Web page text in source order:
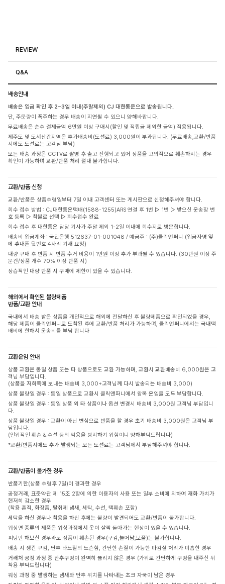
REVIEW
Q&A
배송안내
배송은 입금 확인 후 2~3일 이내(주말제외) CJ 대한통운으로 발송됩니다.
단, 주문량이 폭주하는 경우 배송이 지연될 수 있으니 양해바랍니다.
무료배송은 순수 결제금액 6만원 이상 구매시(할인 및 적립금 제외한 금액) 적용됩니다.
제주도 및 도서산간지역은 추가배송비(도선료) 3,000원이 부과됩니다. (무료배송,교환/반품
시에도 도선료는 고객님 부담)
모든 배송 과정은 CCTV로 촬영 후 출고 진행되고 있어 상품을 고의적으로 훼손하시는 경우
확인이 가능하며 교환/반품 처리 절대 불가합니다.
교환/반품 신청
교환/반품은 상품수령일부터 7일 이내 고객센터 또는 게시판으로 신청해주셔야 합니다.
회수 접수 방법 : CJ대한통운택배(1588-1255)ARS 연결 후 1번 ▷ 1번 ▷ 받으신 운송장 번
호 등록 ▷ 착불로 선택 ▷ 회수접수 완료
회수 접수 후 대한통운 담당 기사가 주말 제외 1-2일 이내에 회수지로 방문합니다.
배송비 입금계좌 : 국민은행 512637-01-001048 / 예금주 : (주)클릭앤퍼니 (입금자명 옆
에 휴대폰 뒷번호 4자리 기재 요청)
대량 구매 후 반품 시 반품 수거 비용이 1만원 이상 추가 부과될 수 있습니다. (30만원 이상 주
문건/상품 개수 70% 이상 반품 시)
상습적인 대량 반품 시 구매에 제한이 있을 수 있습니다.
해외에서 확인된 불량제품
반품/교환 안내
국내에서 배송 받은 상품을 개인적으로 해외에 전달하신 후 불량제품으로 확인되었을 경우,
해당 제품이 클릭앤퍼니로 도착된 후에 교환/반품 처리가 가능하며, 클릭앤퍼니에서는 국내택
배비에 한해서 운송비를 부담 합니다
교환운임 안내
상품 교환은 동일 상품 또는 타 상품으로도 교환 가능하며, 교환시 교환배송비 6,000원은 고
객님 부담입니다.
(상품을 저희쪽에 보내는 배송비 3,000+고객님께 다시 발송되는 배송비 3,000)
상품 불량일 경우 : 동일 상품으로 교환시 클릭앤퍼니에서 왕복 운임을 모두 부담합니다.
상품 불량일 경우 : 동일 상품 외 타 상품이나 옵션 변경시 배송비 3,000원 고객님 부담입니
다.
상품 불량일 경우 : 교환이 아닌 변심으로 반품을 할 경우 초기 배송비 3,000원은 고객님 부
담입니다.
(인위적인 훼손 & 수선 등의 악용을 방지하기 위함이니 양해부탁드립니다)
*교환/반품시에도 추가 발생되는 모든 도선료는 고객님께서 부담해주셔야 합니다.
교환/반품이 불가한 경우
반품기한(상품 수령후 7일)이 경과한 경우
공정거래, 표준약관 제 15조 2항에 의한 이용자의 사용 또는 일부 소비에 의하여 재화 가치가
현저히 감소한 경우
(착용 흔적, 화장품, 탈취제 냄새, 세탁, 수선, 택훼손 포함)
세탁을 하신 경우나 착용을 하신 후에는 불량이 발견되어도 교환/반품이 불가합니다.
워싱면 종류의 제품은 워싱과정에서 옷이 살짝 돌아가는 현상이 있을 수 있습니다.
피팅만 해보신 경우라도 상품이 훼손된 경우(구김,늘어남,보풀)는 불가합니다.
배송 시 생긴 구김, 단추 바느질의 느슨함, 간단한 손질이 가능한 마감실 처리가 미흡한 경우
거래처 공정 과정 중 단추구멍이 완벽히 뚫리지 않은 경우 (가위로 간단하게 구멍을 내주신 뒤
착용 부탁드립니다)
워싱 과정 중 발생하는 냄새와 단추 위치를 나타내는 초크 자국이 남은 경우